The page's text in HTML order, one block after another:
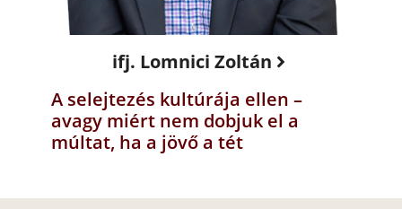
ifj. Lomnici Zoltán
A selejtezés kultúrája ellen –
avagy miért nem dobjuk el a
múltat, ha a jövő a tét